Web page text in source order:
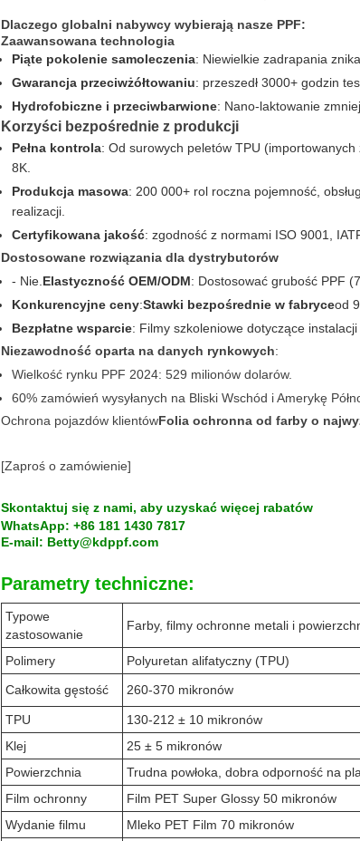
Dlaczego globalni nabywcy wybierają nasze PPF:
Zaawansowana technologia
Piąte pokolenie samoleczenia: Niewielkie zadrapania
Gwarancja przeciwżółtowaniu: przeszedł 3000+ godzin
Hydrofobiczne i przeciwbarwione: Nano-laktowanie
Korzyści bezpośrednie z produkcji
Pełna kontrola: Od surowych peletów TPU
8K.
Produkcja masowa: 200 000+ rol roczna pojemność,
realizacji.
Certyfikowana jakość: zgodność z normami ISO 9001,
Dostosowane rozwiązania dla dystrybutorów
- Nie. Elastyczność OEM/ODM: Dostosować grubość PPF
Konkurencyjne ceny:Stawki bezpośrednie w fabryceod
Bezpłatne wsparcie: Filmy szkoleniowe dotyczące
Niezawodność oparta na danych rynkowych:
Wielkość rynku PPF 2024: 529 milionów dolarów.
60% zamówień wysyłanych na Bliski Wschód i Amerykę
Ochrona pojazdów klientówFolia ochronna od farby o
[Zaproś o zamówienie]
Skontaktuj się z nami, aby uzyskać więcej rabatów
WhatsApp: +86 181 1430 7817
E-mail: Betty@kdppf.com
Parametry techniczne:
Typowe
zastosowanie
Farby, filmy ochronne metali i
Polimery
Polyuretan alifatyczny (TPU)
Całkowita gęstość
260-370 mikronów
TPU 130-212 ± 10 mikronów
Klej
25 ± 5 mikronów
Powierzchnia
Trudna powłoka, dobra odporność na
Film ochronny
Film PET Super Glossy 50 mikronów
Wydanie filmu
Mleko PET Film 70 mikronów